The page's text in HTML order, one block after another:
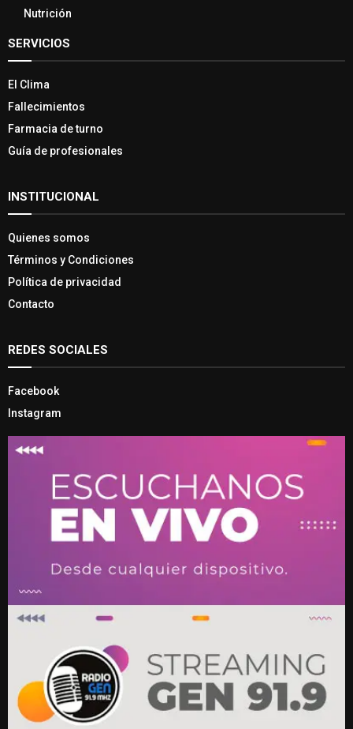
Nutrición
SERVICIOS
El Clima
Fallecimientos
Farmacia de turno
Guía de profesionales
INSTITUCIONAL
Quienes somos
Términos y Condiciones
Política de privacidad
Contacto
REDES SOCIALES
Facebook
Instagram